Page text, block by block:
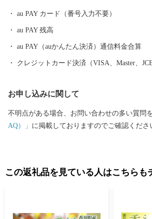
ょうどしま しまはも）」など、豊かな自然で
のがいっぱい。 先人が築いた伝統的な行事や歴史的な景観を守
り、後世へと継承していくには、「ふるさと
まちづくりのテーマの各事業に対する貴重な
au PAY カード（番号入力不要）
au PAY 残高
au PAY（auかんたん決済）通信料金合算
クレジットカード決済（VISA、Master、
お申し込みに関して
不明点がある場合、お問い合わせの多い質問
AQ）」 に掲載しておりますのでご確認くださ
この返礼品を見ている人はこちらも